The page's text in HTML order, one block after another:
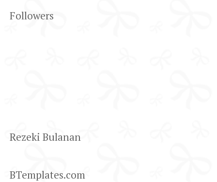
Followers
Rezeki Bulanan
BTemplates.com